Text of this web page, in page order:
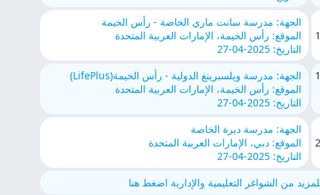
الجهة: مدرسة سانت ماري الخاصة - رأس الخيمة
الموقع: رأس الخيمة، الإمارات العربية المتحدة
التاريخ: 2025-04-27
الجهة: مدرسة ويلسبرينغ الدولية - رأس الخيمة(LifePlus)
الموقع: رأس الخيمة، الإمارات العربية المتحدة
التاريخ: 2025-04-27
الجهة: مدرسة ديرة الخاصة
الموقع: دبي، الإمارات العربية المتحدة
التاريخ: 2025-04-27
من الشواغر التعليمية والإدارية اضغط هنا